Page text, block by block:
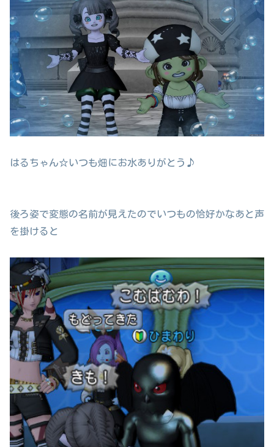
はるちゃん☆いつも畑にお水ありがとう♪
後ろ姿で変態の名前が見えたのでいつもの恰好かなあと声
を掛けると